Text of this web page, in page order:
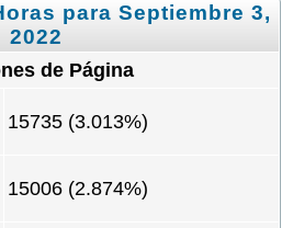
para Septiembre 3,
2022
de Página
15735 (3.013%)
15006 (2.874%)